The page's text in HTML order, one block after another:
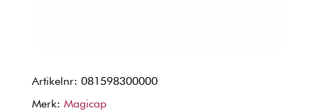
Artikelnr: 081598300000
Merk: Magicap